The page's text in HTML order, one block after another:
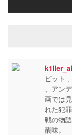
ピット
、アン
画では
れた犯
戦の物
醐味。